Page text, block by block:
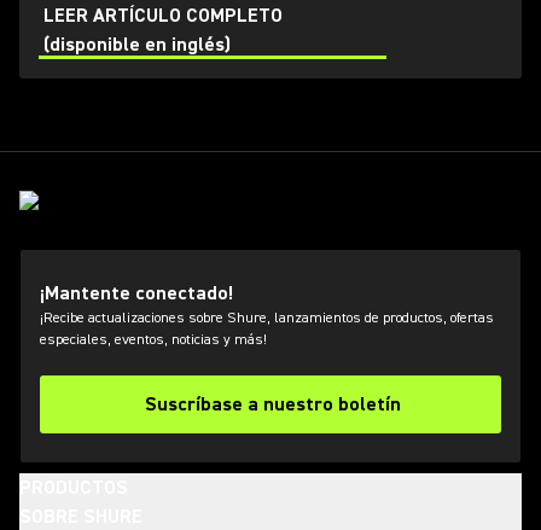
applications. Learn how get the most out of Axient
Digital with the Wireless Workbench 6 software.
LEER ARTÍCULO COMPLETO
(disponible en inglés)
¡Mantente conectado!
¡Recibe actualizaciones sobre Shure, lanzamientos de productos, ofertas
especiales, eventos, noticias y más!
Suscríbase a nuestro boletín